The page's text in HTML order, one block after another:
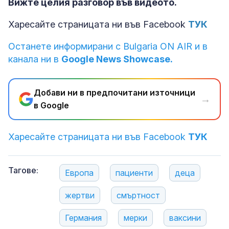
Вижте целия разговор във видеото.
Харесайте страницата ни във Facebook ТУК
Останете информирани с Bulgaria ON AIR и в
канала ни в Google News Showcase.
Добави ни в предпочитани източници
в Google
→
Харесайте страницата ни във Facebook ТУК
Тагове: Европа пациенти деца
жертви смъртност
Германия мерки ваксини